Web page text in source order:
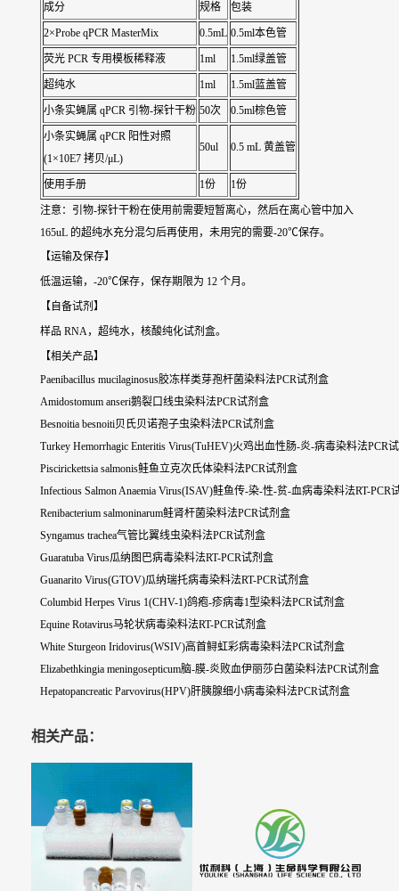
成分 规格 包装
2×Probe qPCR MasterMix 0.5mL 0.5ml本色管
荧光 PCR 专用模板稀释液 1ml 1.5ml绿盖管
超纯水 1ml 1.5ml蓝盖管
小条实蝇属 qPCR 引物-探针干粉 50次 0.5ml棕色管
小条实蝇属 qPCR 阳性对照
(1×10E7 拷贝/μL)
50ul 0.5 mL 黄盖管
使用手册 1份 1份
注意：引物-探针干粉在使用前需要短暂离心，然后在离心管中加入
165uL 的超纯水充分混匀后再使用，未用完的需要-20℃保存。
【运输及保存】
低温运输，-20℃保存，保存期限为 12 个月。
【自备试剂】
样品 RNA，超纯水，核酸纯化试剂盒。
【相关产品】
Paenibacillus mucilaginosus胶冻样类芽孢杆菌染料法PCR试剂盒
Amidostomum anseri鹅裂口线虫染料法PCR试剂盒
Besnoitia besnoiti贝氏贝诺孢子虫染料法PCR试剂盒
Turkey Hemorrhagic Enteritis Virus(TuHEV)火鸡出血性肠-炎-病毒染料法PCR
Piscirickettsia salmonis鲑鱼立克次氏体染料法PCR试剂盒
Infectious Salmon Anaemia Virus(ISAV)鲑鱼传-染-性-贫-血病毒染料法RT-PCR
Renibacterium salmoninarum鲑肾杆菌染料法PCR试剂盒
Syngamus trachea气管比翼线虫染料法PCR试剂盒
Guaratuba Virus瓜纳图巴病毒染料法RT-PCR试剂盒
Guanarito Virus(GTOV)瓜纳瑞托病毒染料法RT-PCR试剂盒
Columbid Herpes Virus 1(CHV-1)鸽疱-疹病毒1型染料法PCR试剂盒
Equine Rotavirus马轮状病毒染料法RT-PCR试剂盒
White Sturgeon Iridovirus(WSIV)高首鲟虹彩病毒染料法PCR试剂盒
Elizabethkingia meningosepticum脑-膜-炎败血伊丽莎白菌染料法PCR试剂盒
Hepatopancreatic Parvovirus(HPV)肝胰腺细小病毒染料法PCR试剂盒
相关产品：